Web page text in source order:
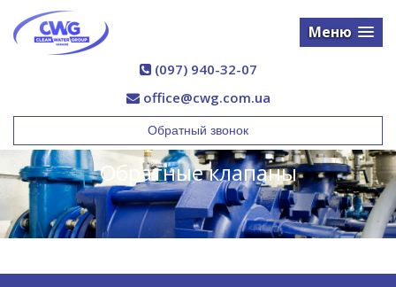
Меню
(097) 940-32-07
office@cwg.com.ua
Обратный звонок
Обратные клапаны